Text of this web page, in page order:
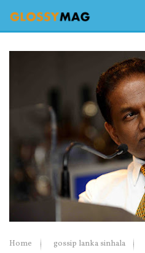
Home gossip lanka sinhala